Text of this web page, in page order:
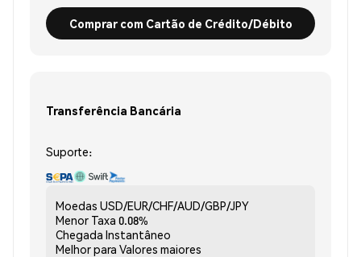
Comprar com Cartão de Crédito/Débito
Transferência Bancária
Suporte:
Moedas USD/EUR/CHF/AUD/GBP/JPY
Menor Taxa 0.08%
Chegada Instantâneo
Melhor para Valores maiores